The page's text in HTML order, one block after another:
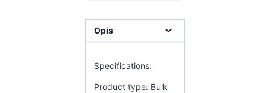
Opis
Specifications:
Product type: Bulk